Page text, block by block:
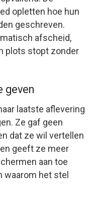
opletten hoe hun
geschreven.
afscheid,
plots stopt zonder
geven
laatste aflevering
Ze gaf geen
dat ze wil vertellen
geeft ze meer
aan toe
waarom het stel